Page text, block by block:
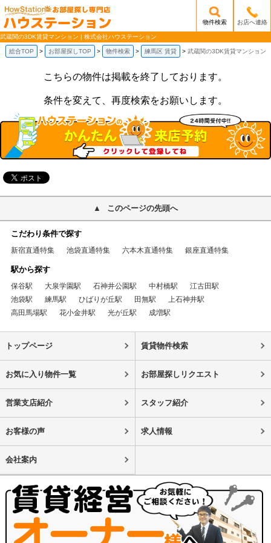
/mobile_img/head-logo.png
物件検索 お店へ連絡
武蔵関の3DK賃貸マンション | 株式会社ハウステーション
総合TOP お部屋探しTOP 物件検索 練馬区 賃貸 武蔵関の3DK賃貸マンション
こちらの物件は掲載を終了しております。
条件を変えて、再度検索をお願いします。
このページの先頭へ
こだわり条件で探す
新宿直通特集 池袋直通特集 六本木直通特集 銀座直通特集
駅から探す
保谷駅 大泉学園駅 石神井公園駅 中村橋駅
江古田駅
池袋駅
練馬駅 ひばりが丘駅 田無駅
上石神井駅
高田馬場駅
花小金井駅 光が丘駅 成増駅
トップページ 賃貸物件検索
お気に入り物件一覧 お部屋探しリクエスト
営業支店紹介 スタッフ紹介
お客様の声 求人情報
会社案内